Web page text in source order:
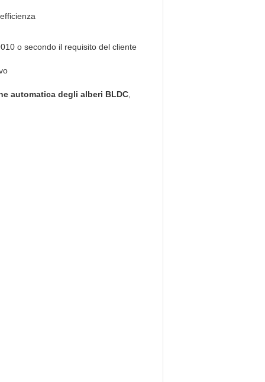
o secondo il requisito del cliente
automatica degli alberi BLDC